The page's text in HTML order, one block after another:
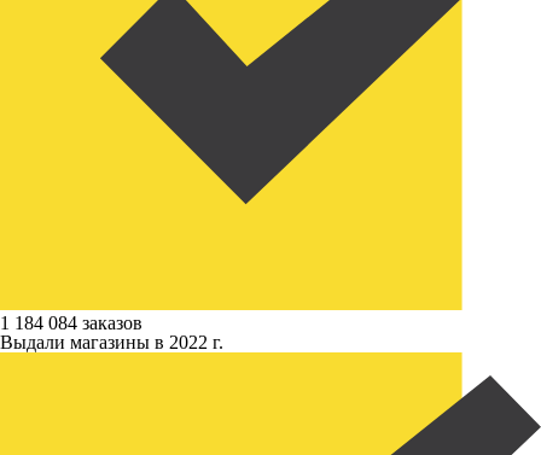
1 184 084 заказов
Выдали магазины в 2022 г.